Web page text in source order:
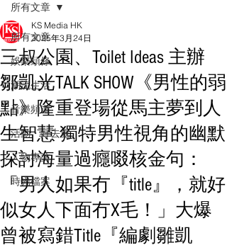
所有文章
娛樂頭條
潮流生活
音樂頻道
活動・好去處
人物專訪
時光檔案
所有文章
三叔公園、Toilet Ideas 主辦
鄒凱光TALK SHOW《男性的弱
點》隆重登場從馬主夢到人
生智慧 獨特男性視角的幽默
探討海量過癮啜核金句：
「男人如果冇『title』，就好
似女人下面冇X毛！」大爆
曾被寫錯Title『編劇雛凱
KS Media HK
2025年3月24日